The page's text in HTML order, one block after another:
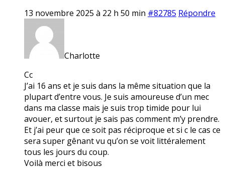
13 novembre 2025 à 22 h 50 min #82785 Répondre
Charlotte
Cc
J’ai 16 ans et je suis dans la même situation que la
plupart d’entre vous. Je suis amoureuse d’un mec
dans ma classe mais je suis trop timide pour lui
avouer, et surtout je sais pas comment m’y prendre.
Et j’ai peur que ce soit pas réciproque et si c le cas ce
sera super gênant vu qu’on se voit littéralement
tous les jours du coup.
Voilà merci et bisous